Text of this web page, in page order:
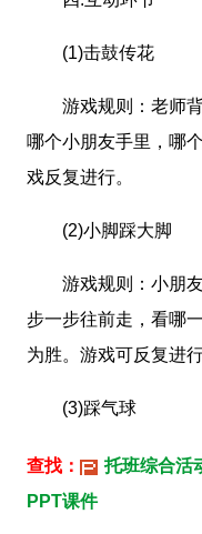
(1)击鼓传花
游戏规则：老师背
哪个小朋友手里，哪
戏反复进行。
(2)小脚踩大脚
游戏规则：小朋友
步一步往前走，看哪
为胜。游戏可反复进行
(3)踩气球
查找：
托班综合活
PPT课件